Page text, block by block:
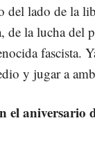
del lado de la
de la lucha del
fascista.
y jugar a
el aniversario